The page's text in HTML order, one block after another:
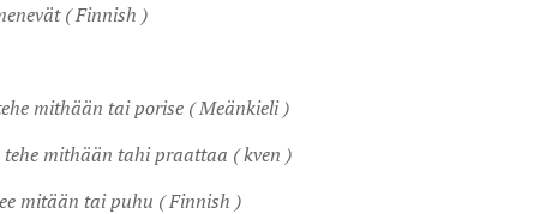
( Finnish )
mithään tai porise ( Meänkieli )
mithään tahi praattaa ( kven )
mitään tai puhu ( Finnish )